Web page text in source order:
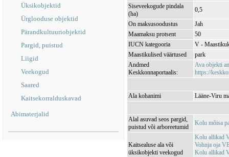
Üksikobjektid
Ürglooduse objektid
Pärandkultuuriobjektid
Pargid, puistud
Liigid
Veekogud
Saared
Kaitsekorralduskavad
Abimaterjalid
Siseveekogude pindala
(ha)
0,5
On maksusoodustus
Jah
Maamaksu protsent
50
IUCN kategooria
V -
Maastikulised väärtused
park
Andmed
Keskkonnaportaalis:
Ava objekti
https://
Ala kohanimi Lääne-Viru
Alal asuvad seos pargid,
puistud või arboreetumid
Kolu mõisa
Kaitsealuse ala või
üksikobjekti veekogud
Kolu allikad
Vohnja oja
Kolu allikad